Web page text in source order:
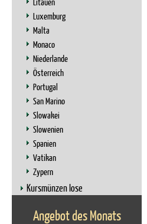
Luxemburg
Malta
Monaco
Niederlande
Österreich
Portugal
San Marino
Slowakei
Slowenien
Spanien
Vatikan
Zypern
Kursmünzen lose
Angebot des Monats